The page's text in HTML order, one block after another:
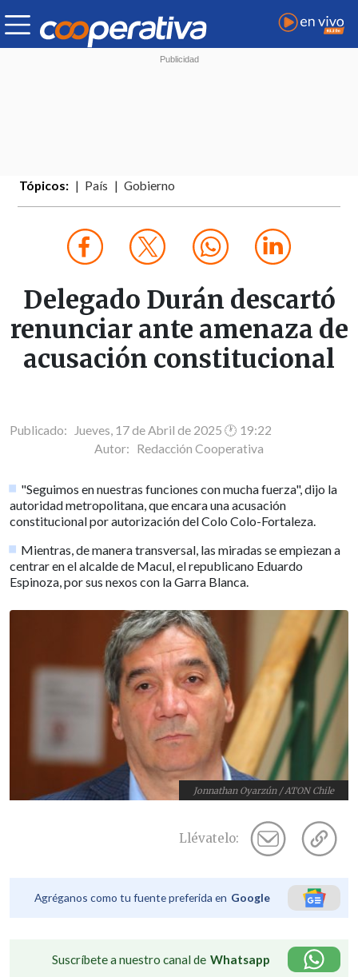
Tópicos: País Gobierno
Delegado Durán descartó
renunciar ante amenaza de
acusación constitucional
Publicado: Jueves, 17 de Abril de 2025 🕐 19:22
Autor: Redacción Cooperativa
"Seguimos en nuestras funciones con mucha fuerza", dijo la
autoridad metropolitana, que encara una acusación
constitucional por autorización del Colo Colo-Fortaleza.
Mientras, de manera transversal, las miradas se empiezan a
centrar en el alcalde de Macul, el republicano Eduardo
Espinoza, por sus nexos con la Garra Blanca.
Jonnathan Oyarzún / ATON Chile
Llévatelo:
Agréganos como tu fuente preferida en Google
Suscríbete a nuestro canal de Whatsapp